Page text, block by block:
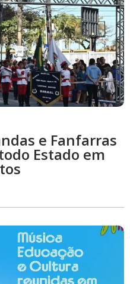
e Fanfarras
Estado em